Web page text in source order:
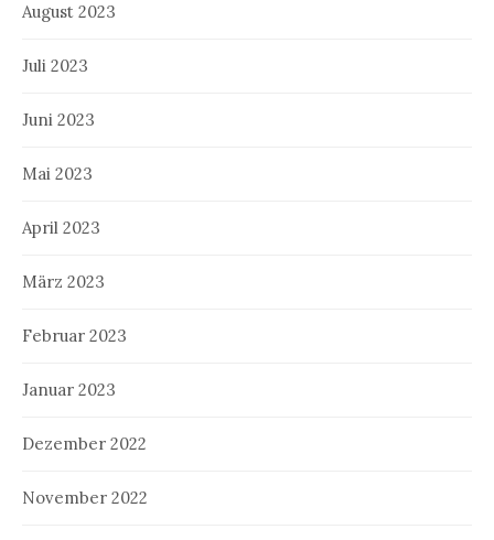
August 2023
Juli 2023
Juni 2023
Mai 2023
April 2023
März 2023
Februar 2023
Januar 2023
Dezember 2022
November 2022